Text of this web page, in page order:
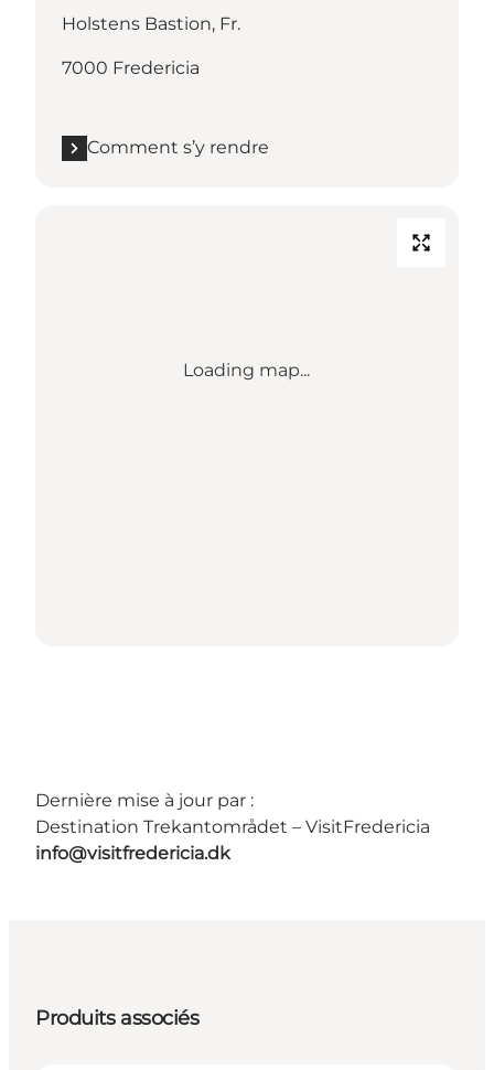
Holstens Bastion, Fr.
7000 Fredericia
Comment s’y rendre
Loading map...
Dernière mise à jour par :
Destination Trekantområdet – VisitFredericia
info@visitfredericia.dk
Produits associés